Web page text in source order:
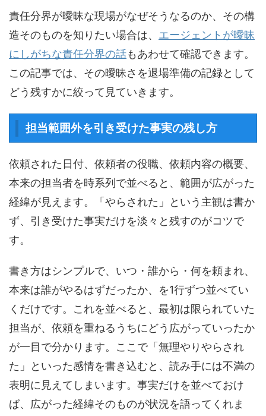
責任分界が曖昧な現場がなぜそうなるのか、その構
造そのものを知りたい場合は、 エージェントが曖昧
にしがちな責任分界の話もあわせて確認できます。
この記事では、その曖昧さを退場準備の記録として
どう残すかに絞って見ていきます。
担当範囲外を引き受けた事実の残し方
依頼された日付、依頼者の役職、依頼内容の概要、
本来の担当者を時系列で並べると、範囲が広がった
経緯が見えます。「やらされた」という主観は書か
ず、引き受けた事実だけを淡々と残すのがコツで
す。
書き方はシンプルで、いつ・誰から・何を頼まれ、
本来は誰がやるはずだったか、を1行ずつ並べてい
くだけです。これを並べると、最初は限られていた
担当が、依頼を重ねるうちにどう広がっていったか
が一目で分かります。ここで「無理やりやらされ
た」といった感情を書き込むと、読み手には不満の
表明に見えてしまいます。事実だけを並べておけ
ば、広がった経緯そのものが状況を語ってくれま